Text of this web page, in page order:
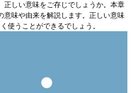
正しい意味をご存じでしょうか。本章
意味や由来を解説します。正しい意味
使うことができるでしょう。